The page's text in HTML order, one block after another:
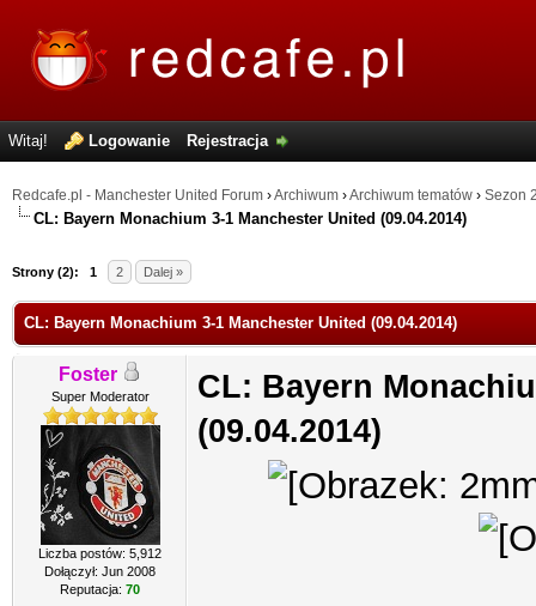
Witaj! Logowanie Rejestracja
Redcafe.pl - Manchester United Forum ›Archiwum ›Archiwum tematów › Sezon
CL: Bayern Monachium 3-1 Manchester United (09.04.2014)
Strony (2): 1 2 Dalej »
CL: Bayern Monachium 3-1 Manchester United (09.04.2014)
Foster
Super Moderator
Liczba postów: 5,912
Dołączył: Jun 2008
Reputacja: 70
CL: Bayern
(09.04.2014)